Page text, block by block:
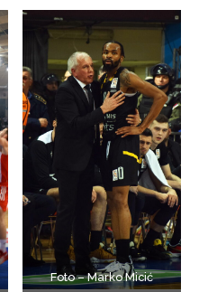
Foto – Marko Micić